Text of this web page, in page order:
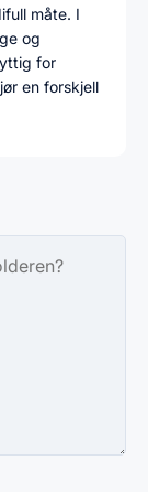
måte. I
og
for
en forskjell